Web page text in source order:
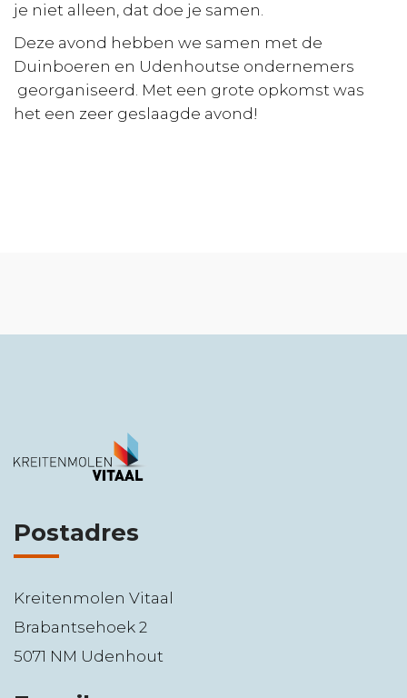
je niet alleen, dat doe je samen.
Deze avond hebben we samen met de
Duinboeren en Udenhoutse ondernemers
georganiseerd. Met een grote opkomst was
het een zeer geslaagde avond!
Postadres
Kreitenmolen Vitaal
Brabantsehoek 2
5071 NM Udenhout